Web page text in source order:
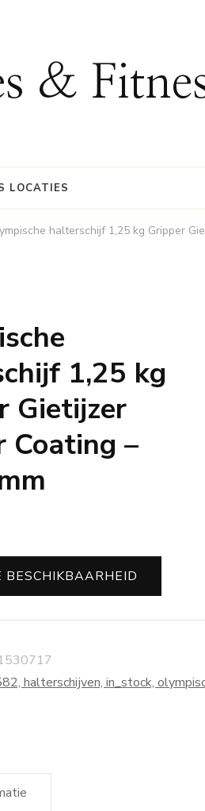
&
LOCATIES
halterschijf 1,25 kg Gripper
1,25 kg
Gietijzer
Coating –
BESCHIKBAARHEID
halterschijven, in_stock,